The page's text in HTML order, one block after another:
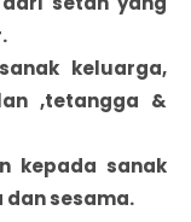
keluarga,
,tetangga &
kepada sanak
sesama.